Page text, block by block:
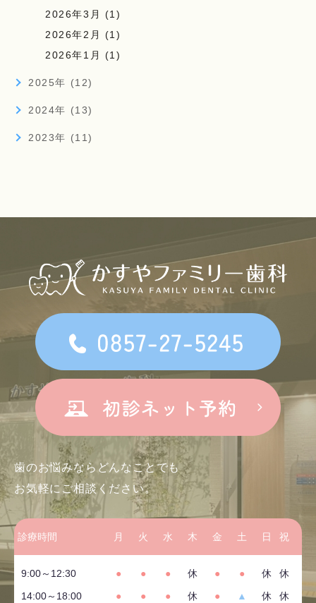
2026年3月 (1)
2026年2月 (1)
2026年1月 (1)
2025年 (12)
2024年 (13)
2023年 (11)
歯のお悩みならどんなことでも
お気軽にご相談ください。
診療時間 月 火 水 木 金 土 日 祝
9:00～12:30 ● ● ● 休 ● ● 休
休
14:00～18:00
● ● ● 休 ● ▲ 休 休